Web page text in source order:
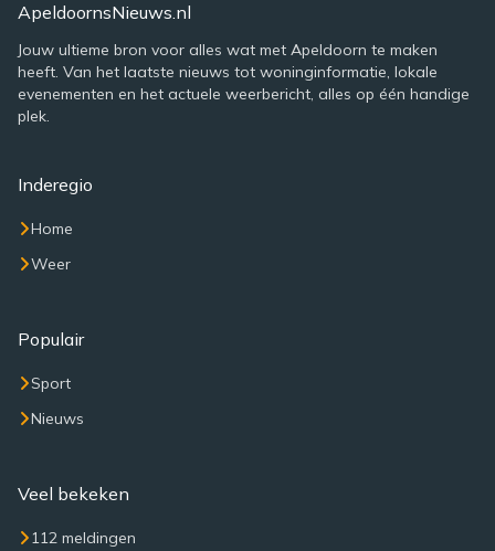
ApeldoornsNieuws.nl
Jouw ultieme bron voor alles wat met Apeldoorn te maken
heeft. Van het laatste nieuws tot woninginformatie, lokale
evenementen en het actuele weerbericht, alles op één handige
plek.
Inderegio
Home
Weer
Populair
Sport
Nieuws
Veel bekeken
112 meldingen